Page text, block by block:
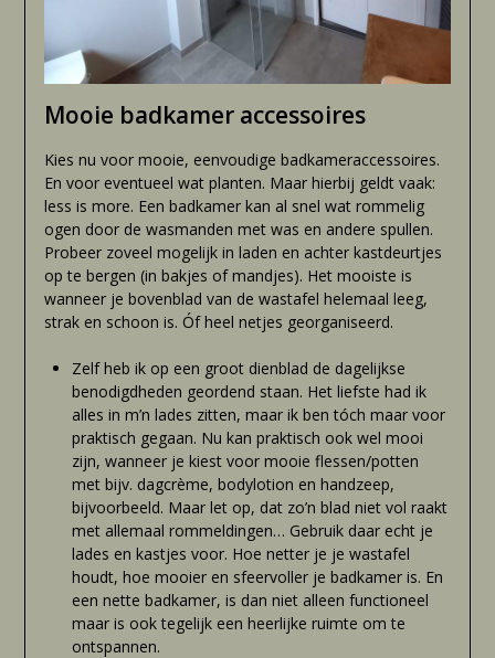
Mooie badkamer accessoires
Kies nu voor mooie, eenvoudige badkameraccessoires.
En voor eventueel wat planten. Maar hierbij geldt vaak:
less is more. Een badkamer kan al snel wat rommelig
ogen door de wasmanden met was en andere spullen.
Probeer zoveel mogelijk in laden en achter kastdeurtjes
op te bergen (in bakjes of mandjes). Het mooiste is
wanneer je bovenblad van de wastafel helemaal leeg,
strak en schoon is. Óf heel netjes georganiseerd.
Zelf heb ik op een groot dienblad de dagelijkse
benodigdheden geordend staan. Het liefste had ik
alles in m’n lades zitten, maar ik ben tóch maar voor
praktisch gegaan. Nu kan praktisch ook wel mooi
zijn, wanneer je kiest voor mooie flessen/potten
met bijv. dagcrème, bodylotion en handzeep,
bijvoorbeeld. Maar let op, dat zo’n blad niet vol raakt
met allemaal rommeldingen… Gebruik daar echt je
lades en kastjes voor. Hoe netter je je wastafel
houdt, hoe mooier en sfeervoller je badkamer is. En
een nette badkamer, is dan niet alleen functioneel
maar is ook tegelijk een heerlijke ruimte om te
ontspannen.